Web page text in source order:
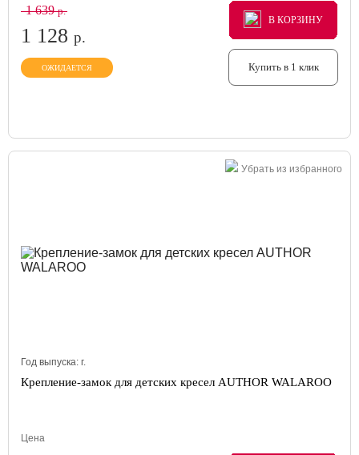
1 639р.
1 128 р.
ОЖИДАЕТСЯ
В КОРЗИНУ
В КОРЗИНУ
В КОРЗИНУ
Купить в 1 клик
Убрать из избранного
Год выпуска: г.
Крепление-замок для детских кресел AUTHOR WALAROO
Цена